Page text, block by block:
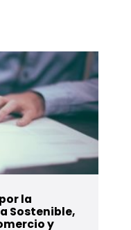
la
Sostenible,
y